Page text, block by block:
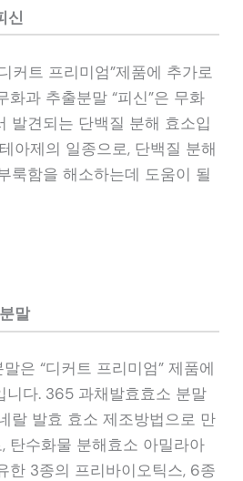
신
커트 프리미엄”제품에 추가로
화과 추출분말 “피신”은 무화
발견되는 단백질 분해 효소입
아제의 일종으로, 단백질 분해
룩함을 해소하는데 도움이 될
말
은 “디커트 프리미엄” 제품에
니다. 365 과채발효효소 분말
랄 발효 효소 제조방법으로 만
탄수화물 분해효소 아밀라아
한 3종의 프리바이오틱스, 6종